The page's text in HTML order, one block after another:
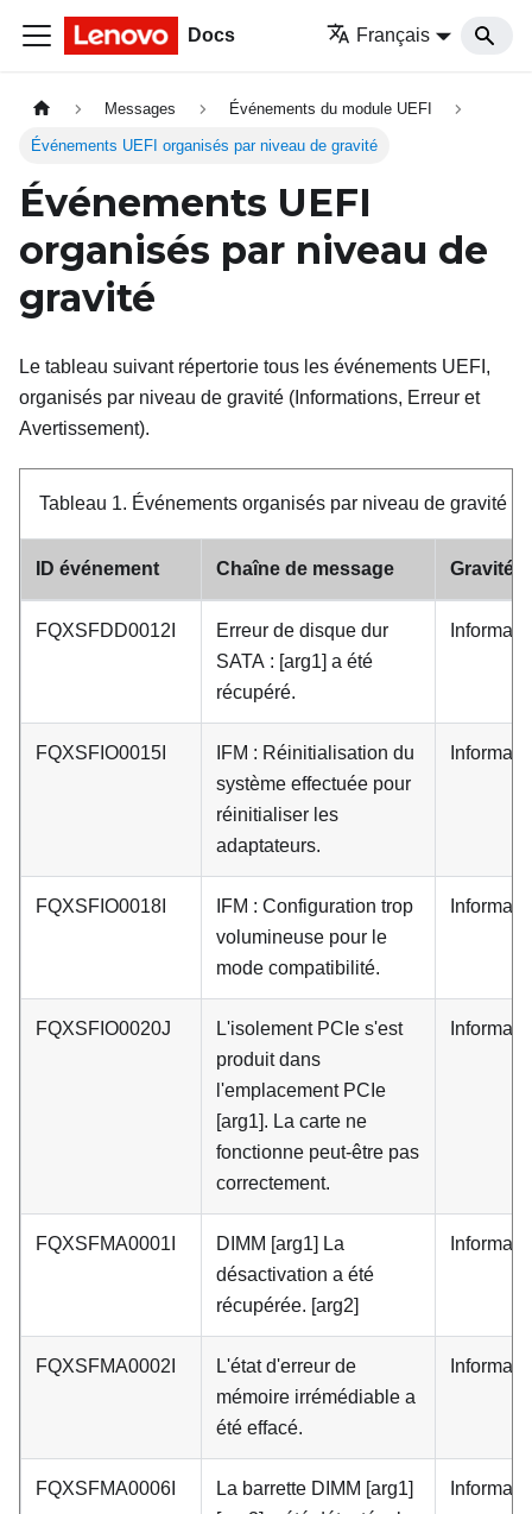
Docs Français
Messages Événements du module UEFI
Événements UEFI organisés par niveau de gravité
Événements UEFI
organisés par niveau de
gravité
Le tableau suivant répertorie tous les événements UEFI,
organisés par niveau de gravité (Informations, Erreur et
Avertissement).
Tableau 1. Événements organisés par niveau de gravité
ID événement Chaîne de message Gravité
FQXSFDD0012I
Erreur de disque dur
SATA : [arg1] a été
récupéré.
FQXSFIO0015I
IFM : Réinitialisation du
système effectuée pour
réinitialiser les
adaptateurs.
FQXSFIO0018I
IFM : Configuration trop
volumineuse pour le
mode compatibilité.
FQXSFIO0020J
L'isolement PCIe s'est
produit dans
l'emplacement PCIe
[arg1]. La carte ne
fonctionne peut-être pas
correctement.
FQXSFMA0001I
DIMM [arg1] La
désactivation a été
récupérée. [arg2]
FQXSFMA0002I
L'état d'erreur de
mémoire irrémédiable a
été effacé.
FQXSFMA0006I
La barrette DIMM [arg1]